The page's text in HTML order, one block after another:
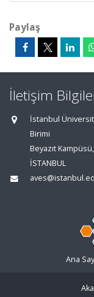
Paylaş
İletişim
İstanbul
Birimi
Beyazıt
İSTANBUL
Ana